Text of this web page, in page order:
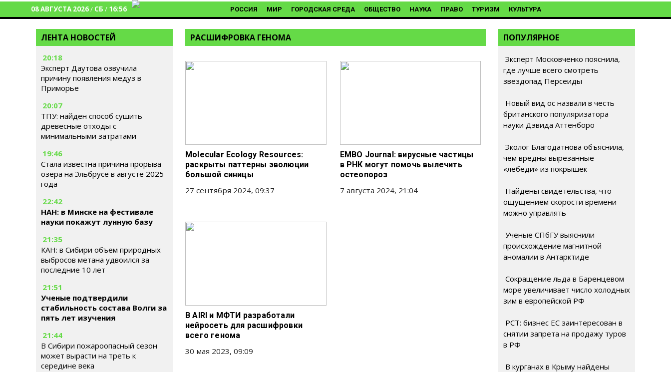
08 АВГУСТА 2026/ СБ / 16:56 РОССИЯ МИР ГОРОДСКАЯ СРЕДА ОБЩЕСТВО НАУКА ПРАВО ТУРИЗМ КУЛЬТУРА
ЛЕНТА НОВОСТЕЙ
20:18
Эксперт Даутова озвучила
причину появления медуз в
Приморье
20:07
ТПУ: найден способ сушить
древесные отходы с
минимальными затратами
19:46
Стала известна причина прорыва
озера на Эльбрусе в августе 2025
года
22:42
НАН: в Минске на фестивале
науки покажут лунную базу
21:35
КАН: в Сибири объем природных
выбросов метана удвоился за
последние 10 лет
21:51
Ученые подтвердили
стабильность состава Волги за
пять лет изучения
21:44
В Сибири пожароопасный сезон
может вырасти на треть к
середине века
РАСШИФРОВКА ГЕНОМА
Molecular Ecology Resources:
раскрыты паттерны эволюции
большой синицы
27 сентября 2024, 09:37
EMBO Journal: вирусные частицы
в РНК могут помочь вылечить
остеопороз
7 августа 2024, 21:04
В AIRI и МФТИ разработали
нейросеть для расшифровки
всего генома
30 мая 2023, 09:09
ПОПУЛЯРНОЕ
Эксперт Московченко пояснила,
где лучше всего смотреть
звездопад Персеиды
Новый вид ос назвали в честь
британского популяризатора
науки Дэвида Аттенборо
Эколог Благодатнова объяснила,
чем вредны вырезанные
«лебеди» из покрышек
Найдены свидетельства, что
ощущением скорости времени
можно управлять
Ученые СПбГУ выяснили
происхождение магнитной
аномалии в Антарктиде
Сокращение льда в Баренцевом
море увеличивает число холодных
зим в европейской РФ
РСТ: бизнес ЕС заинтересован в
снятии запрета на продажу туров
в РФ
В курганах в Крыму найдены